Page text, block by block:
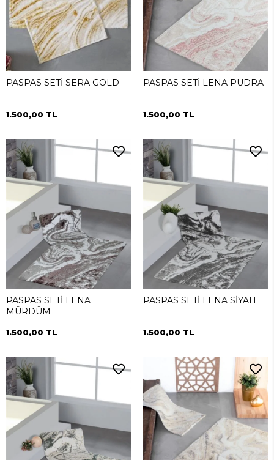
PASPAS SETİ SERA GOLD
1.500,00 TL
PASPAS SETİ LENA PUDRA
1.500,00 TL
PASPAS SETİ LENA
MÜRDÜM
1.500,00 TL
PASPAS SETİ LENA SİYAH
1.500,00 TL